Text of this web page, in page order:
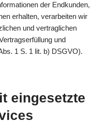
der Endkunden,
erhalten, verarbeiten wir
und vertraglichen
und
1 S. 1 lit. b) DSGVO).
eingesetzte